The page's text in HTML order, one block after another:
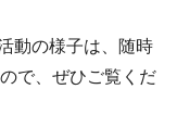
動の様子は、随時
で、ぜひご覧くだ